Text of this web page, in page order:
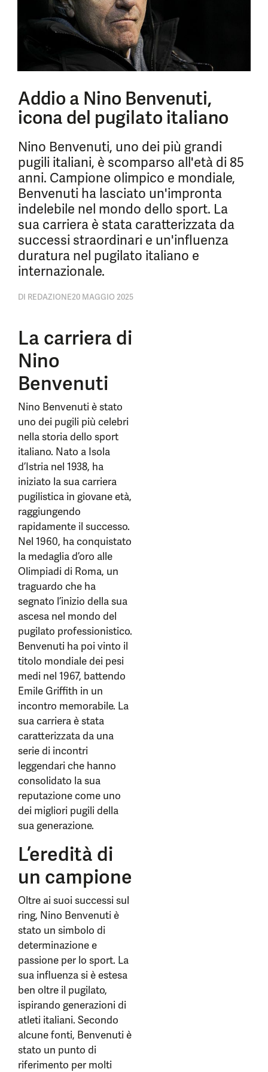
Addio a Nino Benvenuti,
icona del pugilato italiano
Nino Benvenuti, uno dei più grandi
pugili italiani, è scomparso all'età di 85
anni. Campione olimpico e mondiale,
Benvenuti ha lasciato un'impronta
indelebile nel mondo dello sport. La
sua carriera è stata caratterizzata da
successi straordinari e un'influenza
duratura nel pugilato italiano e
internazionale.
DI REDAZIONE20 MAGGIO 2025
La carriera di
Nino
Benvenuti
Nino Benvenuti è stato
uno dei pugili più celebri
nella storia dello sport
italiano. Nato a Isola
d’Istria nel 1938, ha
iniziato la sua carriera
pugilistica in giovane età,
raggiungendo
rapidamente il successo.
Nel 1960, ha conquistato
la medaglia d’oro alle
Olimpiadi di Roma, un
traguardo che ha
segnato l’inizio della sua
ascesa nel mondo del
pugilato professionistico.
Benvenuti ha poi vinto il
titolo mondiale dei pesi
medi nel 1967, battendo
Emile Griffith in un
incontro memorabile. La
sua carriera è stata
caratterizzata da una
serie di incontri
leggendari che hanno
consolidato la sua
reputazione come uno
dei migliori pugili della
sua generazione.
L’eredità di
un campione
Oltre ai suoi successi sul
ring, Nino Benvenuti è
stato un simbolo di
determinazione e
passione per lo sport. La
sua influenza si è estesa
ben oltre il pugilato,
ispirando generazioni di
atleti italiani. Secondo
alcune fonti, Benvenuti è
stato un punto di
riferimento per molti